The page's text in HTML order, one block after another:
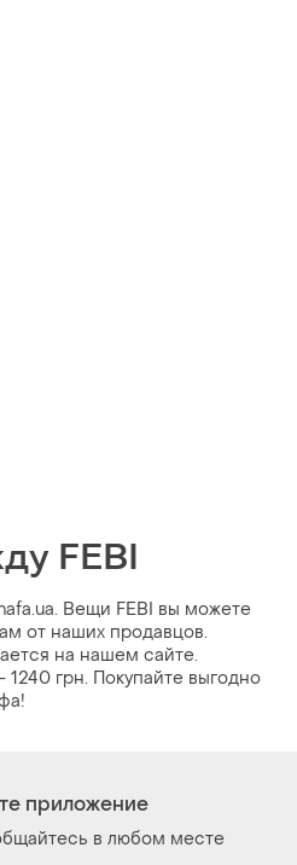
FEBI
Вещи FEBI вы можете
от наших продавцов.
на нашем сайте.
грн. Покупайте выгодно
приложение
в любом месте